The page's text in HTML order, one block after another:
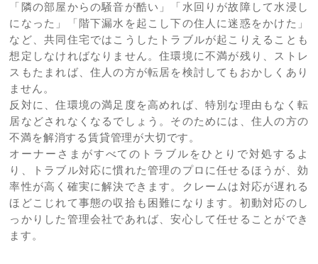
「隣の部屋からの騒音が酷い」「水回りが故障して水浸し
になった」「階下漏水を起こし下の住人に迷惑をかけた」
など、共同住宅ではこうしたトラブルが起こりえることも
想定しなければなりません。住環境に不満が残り、ストレ
スもたまれば、住人の方が転居を検討してもおかしくあり
ません。
反対に、住環境の満足度を高めれば、特別な理由もなく転
居などされなくなるでしょう。そのためには、住人の方の
不満を解消する賃貸管理が大切です。
オーナーさまがすべてのトラブルをひとりで対処するよ
り、トラブル対応に慣れた管理のプロに任せるほうが、効
率性が高く確実に解決できます。クレームは対応が遅れる
ほどこじれて事態の収拾も困難になります。初動対応のし
っかりした管理会社であれば、安心して任せることができ
ます。